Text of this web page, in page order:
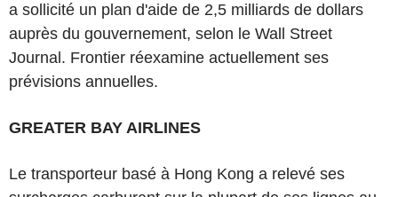
a sollicité un plan d'aide de 2,5 milliards de dollars
auprès du gouvernement, selon le Wall Street
Journal. Frontier réexamine actuellement ses
prévisions annuelles.
GREATER BAY AIRLINES
Le transporteur basé à Hong Kong a relevé ses